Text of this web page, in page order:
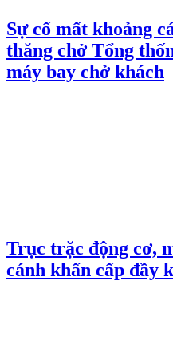
Sự cố mất khoảng
thăng chở Tổng
máy bay chở khách
Trục trặc động cơ,
cánh khẩn cấp đầy